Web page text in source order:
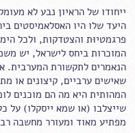
ייחודו של הראיון נבע לא
היעד שלו היו האסלאמיסטים
פרגמטיוּת והצטדקות, ולכל
המוכרות ביחס לישראל, יש
הנאמרים לתקשורת המערבית.
שאישים ערביים, קיצונים או
המהותית היא מה הם מוכנים
שייצלבו (או שמא ייסקלו) על
מפתיע מאוד ומעורר מחשבה